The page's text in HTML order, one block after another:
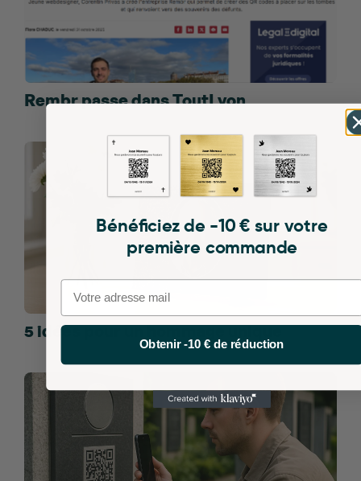
Rembr passe dans ToutLyon
5 idées pour un hommage unique
Bénéficiez de -10 € sur votre
première commande
Email
Obtenir -10 € de réduction